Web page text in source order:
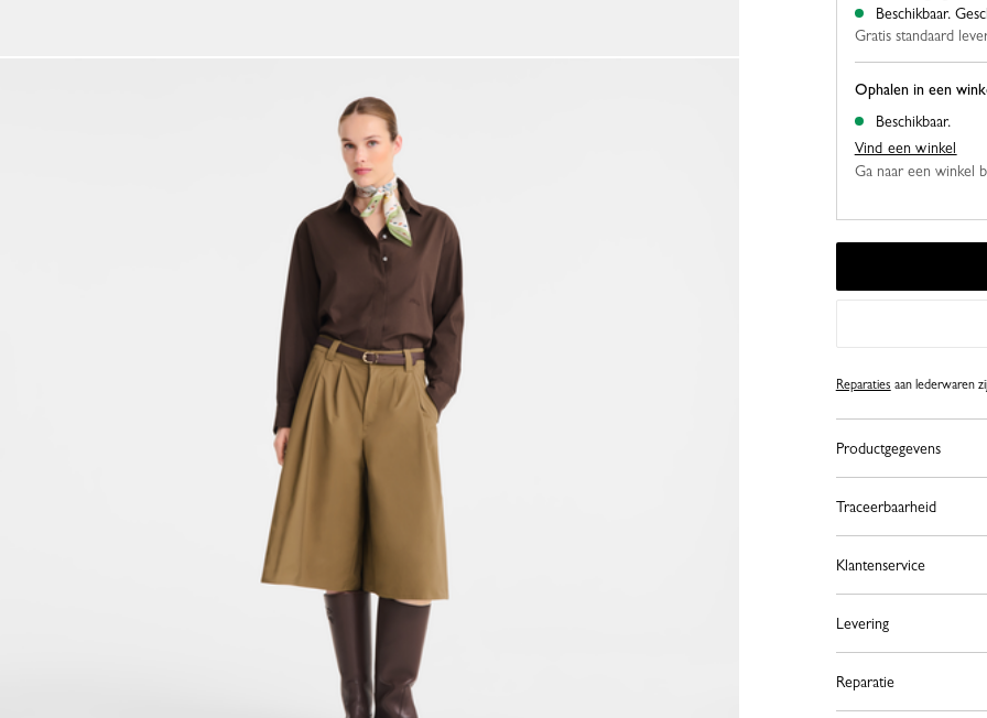
Ophalen in een
Beschikbaar.
Vind een winkel
Ga naar een winkel
Beschikbaar.
Gratis standaard
Reparaties aan lederwaren
Productgegevens
Traceerbaarheid
Klantenservice
Levering
Reparatie